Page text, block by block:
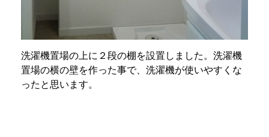
洗濯機置場の上に２段の棚を設置しました。洗濯機
置場の横の壁を作った事で、洗濯機が使いやすくな
ったと思います。